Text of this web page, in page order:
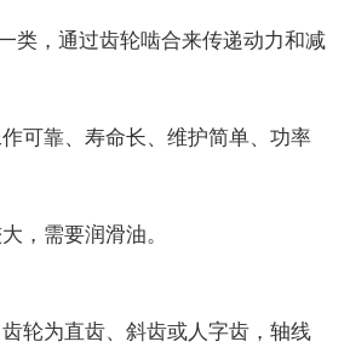
类，通过齿轮啮合来传递动力和减
可靠、寿命长、维护简单、功率
，需要润滑油。
齿轮为直齿、斜齿或人字齿，轴线